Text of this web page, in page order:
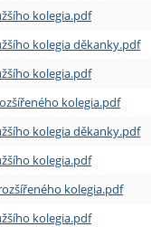
kolegia.pdf
kolegia děkanky.pdf
kolegia.pdf
kolegia.pdf
kolegia děkanky.pdf
kolegia.pdf
kolegia.pdf
kolegia.pdf